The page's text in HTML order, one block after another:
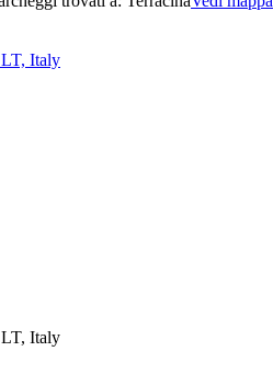
Italy
Italy